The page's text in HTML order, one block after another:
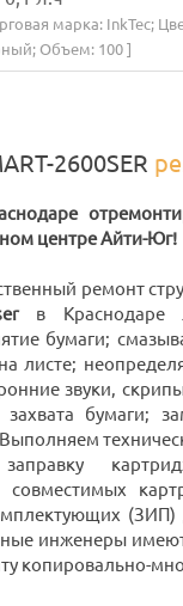
марка: InkTec;
Объем: 100 ]
2600SER
центре Айти-Юг!
ремонт
в Краснодаре
бумаги;
листе;
звуки,
бумаги;
заправку
инженеры
копировально-